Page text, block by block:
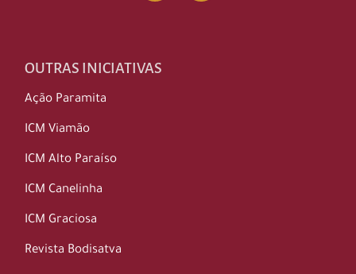
OUTRAS INICIATIVAS
Ação Paramita
ICM Viamão
ICM Alto Paraíso
ICM Canelinha
ICM Graciosa
Revista Bodisatva